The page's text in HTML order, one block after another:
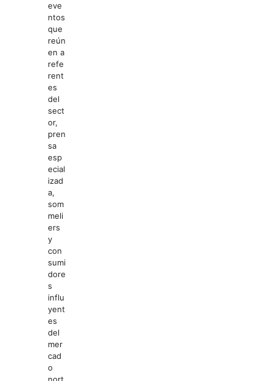
eve
ntos
que
reún
en a
refe
rent
es
del
sect
or,
pren
sa
esp
ecial
izad
a,
som
meli
ers
y
con
sumi
dore
s
influ
yent
es
del
mer
cad
o